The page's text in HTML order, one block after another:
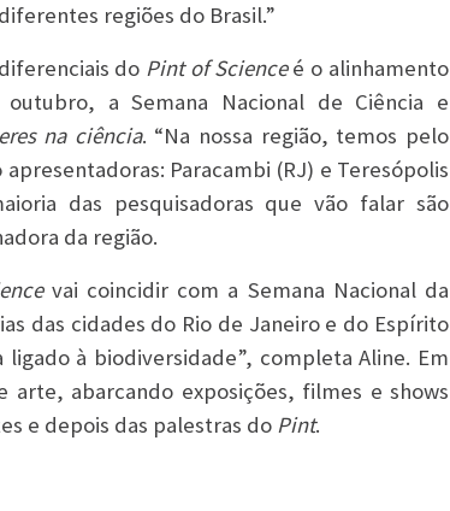
regiões do Brasil.”
do Pint of Scienceé o alinhamento
a Semana Nacional de Ciência e
na ciência. “Na nossa região, temos pelo
Paracambi (RJ) e Teresópolis
das pesquisadoras que vão falar são
da região.
vai coincidir com a Semana Nacional da
das cidades do Rio de Janeiro e do Espírito
à biodiversidade”, completa Aline. Em
abarcando exposições, filmes e shows
e depois das palestras do Pint.